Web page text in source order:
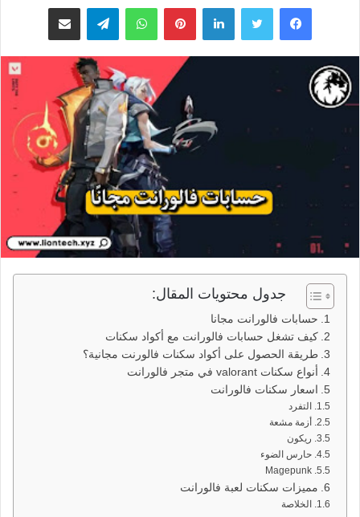
فيسبوك تويتر لينكدإن بينتيريستواتساب تيلقرام مشاركة عبر البريد
جدول محتويات المقال:
حسابات فالورانت مجانا
كيف تشغل حسابات فالورانت مع أكواد سكنات
طريقة الحصول على أكواد سكنات فالورنت مجانية؟
أنواع سكنات valorant في متجر فالورانت
اسعار سكنات فالورانت
التفرد
أزمة مشعة
ريكون
حارس الضوء
Magepunk
مميزات سكنات لعبة فالورانت
الخلاصة